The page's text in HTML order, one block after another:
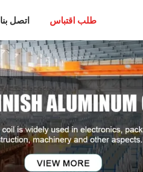
اتصل بنا طلب اقتباس